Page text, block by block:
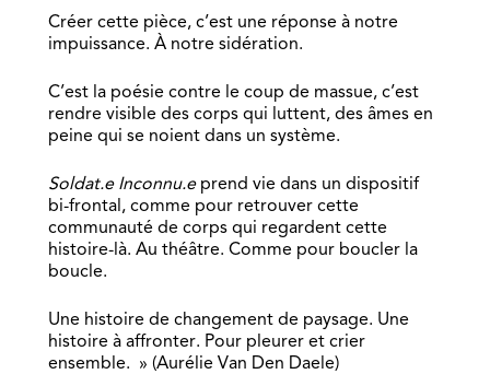
Créer cette pièce, c’est une réponse à notre
impuissance. À notre sidération.
C’est la poésie contre le coup de massue, c’est
rendre visible des corps qui luttent, des âmes en
peine qui se noient dans un système.
Soldat.e Inconnu.e prend vie dans un dispositif
bi-frontal, comme pour retrouver cette
communauté de corps qui regardent cette
histoire-là. Au théâtre. Comme pour boucler la
boucle.
Une histoire de changement de paysage. Une
histoire à affronter. Pour pleurer et crier
ensemble. » (Aurélie Van Den Daele)